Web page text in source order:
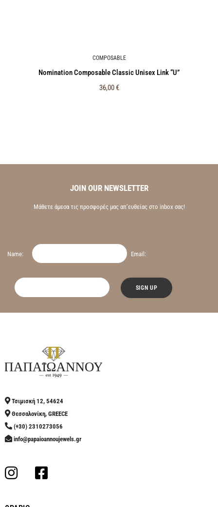
COMPOSABLE
Nomination Composable Classic Unisex Link “U”
36,00€
JOIN OUR NEWSLETTER
Μάθετε άμεσα τις προσφορές μας απ’ευθείας στο inbox σας!
Name: Email:
Τσιμισκή 12, 54624
Θεσσαλονίκη, GREECE
(+30) 2310273056
info@papaioannoujewels.gr